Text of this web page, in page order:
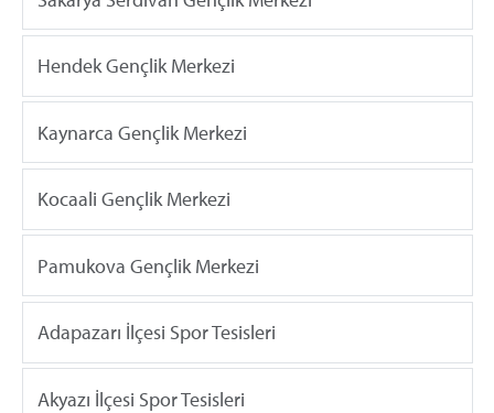
Hendek Gençlik Merkezi
Kaynarca Gençlik Merkezi
Kocaali Gençlik Merkezi
Pamukova Gençlik Merkezi
Adapazarı İlçesi Spor Tesisleri
Akyazı İlçesi Spor Tesisleri